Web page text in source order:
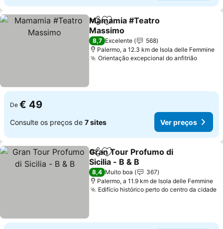
PartilharAdicionar aos favoritos
Mamamia #Teatro
Massimo
8,7 Excelente
568
Palermo, a 12.3 km de Isola delle Femmine
Orientação excepcional do anfitrião
De € 49
Consulte os preços de 7 sites Ver preços
PartilharAdicionar aos favoritos
Gran Tour Profumo di
Sicilia - B & B
8,4 Muito boa
367
Palermo, a 11.9 km de Isola delle Femmine
Edifício histórico perto do centro da cidade